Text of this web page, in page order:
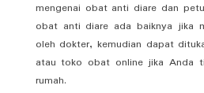
mengenai obat anti diare dan
obat anti diare ada baiknya jika
oleh dokter, kemudian dapat
atau toko obat online jika Anda
rumah.